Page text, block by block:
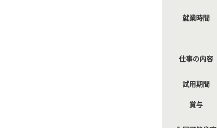
就業時間
仕事の内容
試用期間
賞与